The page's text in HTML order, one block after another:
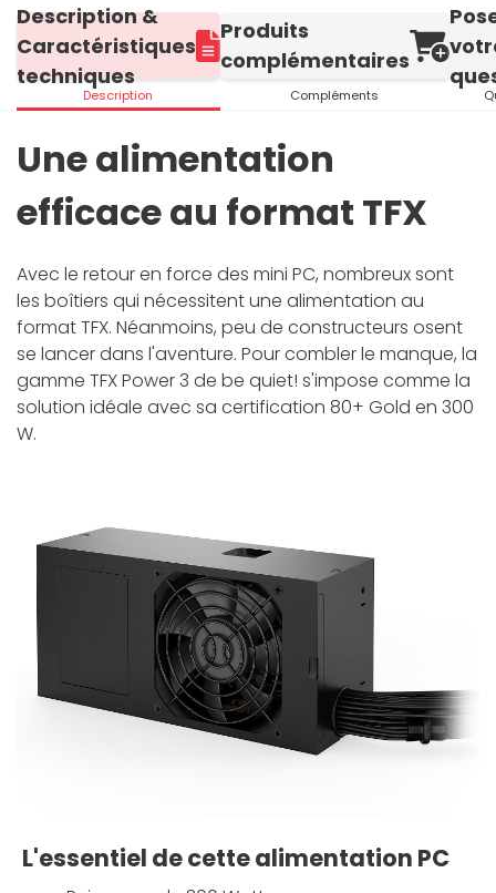
Description &
Caractéristiques
techniques
Description
Produits
complémentaires
Compléments
Une alimentation
efficace au format TFX
Avec le retour en force des mini PC, nombreux sont
les boîtiers qui nécessitent une alimentation au
format TFX. Néanmoins, peu de constructeurs osent
se lancer dans l'aventure. Pour combler le manque, la
gamme TFX Power 3 de be quiet! s'impose comme la
solution idéale avec sa certification 80+ Gold en 300
W.
L'essentiel de cette alimentation PC